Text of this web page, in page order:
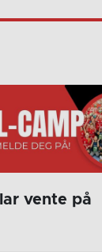
vente på